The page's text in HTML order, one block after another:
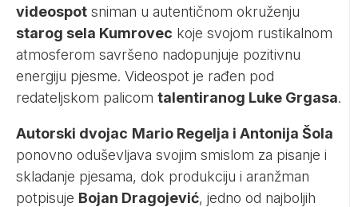
videospot sniman u autentičnom okruženju
starog sela Kumrovec koje svojom rustikalnom
atmosferom savršeno nadopunjuje pozitivnu
energiju pjesme. Videospot je rađen pod
redateljskom palicom talentiranog Luke Grgasa.
Autorski dvojac Mario Regelja i Antonija Šola
ponovno oduševljava svojim smislom za pisanje i
skladanje pjesama, dok produkciju i aranžman
potpisuje Bojan Dragojević, jedno od najboljih